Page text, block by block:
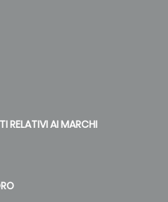
RELATIVI AI MARCHI